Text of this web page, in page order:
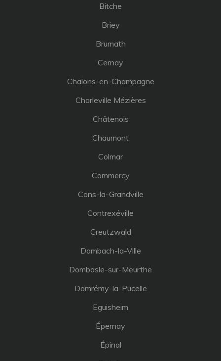
Bitche
Briey
Brumath
Cernay
Chalons-en-Champagne
Charleville Mézières
Châtenois
Chaumont
Colmar
Commercy
Cons-la-Grandville
Contrexéville
Creutzwald
Dambach-la-Ville
Dombasle-sur-Meurthe
Domrémy-la-Pucelle
Eguisheim
Épernay
Épinal